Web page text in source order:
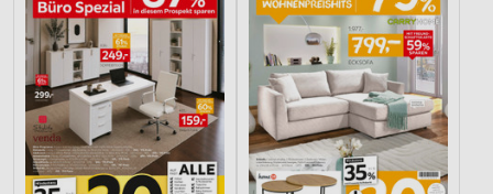
IAB-Besonderheiten:
Verwendung genauer Standortdaten
Geräte anhand von aktiv angeforderten
Informationen identifizieren
Nicht-IAB-Verarbeitungszwecke: